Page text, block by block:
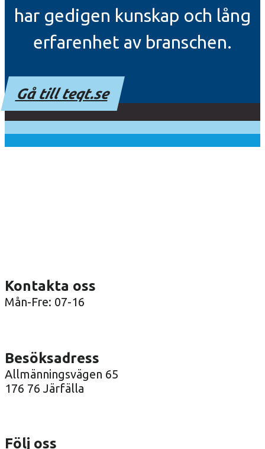
har gedigen kunskap och lång
erfarenhet av branschen.
Gå till teqt.se
Kontakta oss
Mån-Fre: 07-16
Besöksadress
Allmänningsvägen 65
176 76 Järfälla
Följ oss